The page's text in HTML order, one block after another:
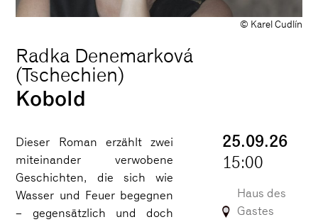
© Karel Cudlín
Radka Denemarková
(Tschechien)
Kobold
Dieser Roman erzählt zwei
miteinander verwobene
Geschichten, die sich wie
Wasser und Feuer begegnen
– gegensätzlich und doch
25.09.26
15:00
Haus des
Gastes